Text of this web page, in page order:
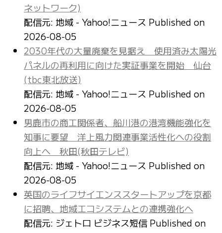
ネットワーク)
配信元: 地域 - Yahoo!ニュース Published on
2026-08-05
2030年代の大量廃棄を見据え 使用済み太陽光
パネルの再利用に向けた実証事業を開始 仙台
(tbc東北放送)
配信元: 地域 - Yahoo!ニュース Published on
2026-08-05
男鹿市の商工関係者、船川港の港湾機能強化を
知事に要望 洋上風力関連事業活性化への役割
向上へ 秋田(秋田テレビ)
配信元: 地域 - Yahoo!ニュース Published on
2026-08-05
英国のライフサイエンススタートアップを京都
に招聘、地域エコシステムとの連携強化へ
配信元: ジェトロ ビジネス短信 Published on